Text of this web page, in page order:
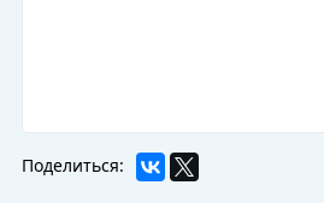
Поделиться: